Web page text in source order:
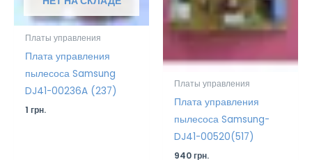
Платы управления
Плата управления
пылесоса Samsung
DJ41-00236A (237)
1грн.
Платы управления
Плата управления
пылесоса Samsung-
DJ41-00520(517)
940грн.